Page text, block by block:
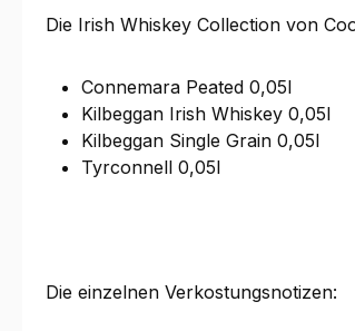
Die Irish Whiskey Collection von
Connemara Peated 0,05l
Kilbeggan Irish Whiskey 0,05l
Kilbeggan Single Grain 0,05l
Tyrconnell 0,05l
Die einzelnen Verkostungsnotizen: